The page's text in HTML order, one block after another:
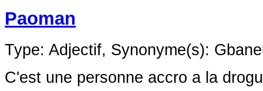
Paoman
Type: Adjectif, Synonyme(s):
C'est une personne accro a la